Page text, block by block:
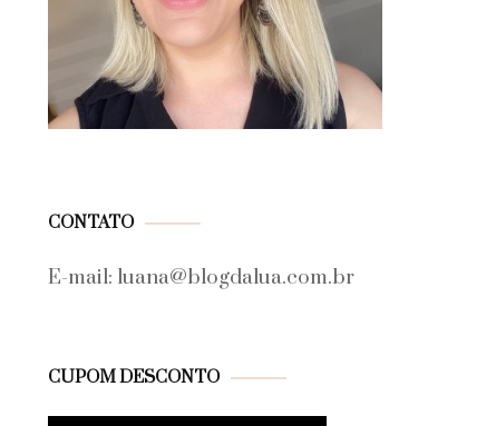
CONTATO
E-mail: luana@blogdalua.com.br
CUPOM DESCONTO